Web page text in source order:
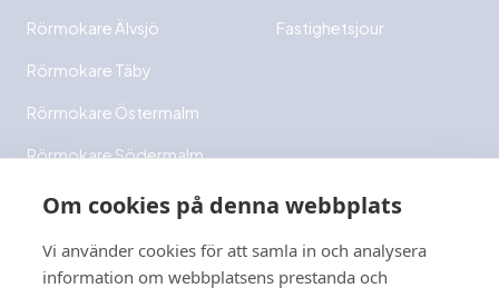
Om cookies på denna webbplats
Vi använder cookies för att samla in och analysera
information om webbplatsens prestanda och
Rörmokare Älvsjö
Rörmokare Täby
Rörmokare Östermalm
Rörmokare Södermalm
Rörmokare Bromma
Rörmokare Danderyd
Fastighetsjour